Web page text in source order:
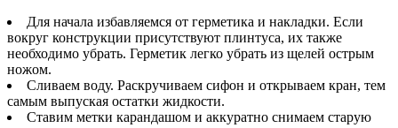
Для начала избавляемся от герметика и накладки. Если
вокруг конструкции присутствуют плинтуса, их также
необходимо убрать. Герметик легко убрать из щелей острым
ножом.
Сливаем воду. Раскручиваем сифон и открываем кран, тем
самым выпуская остатки жидкости.
Ставим метки карандашом и аккуратно снимаем старую